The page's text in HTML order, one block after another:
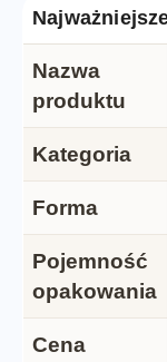
Nazwa
produktu
Kategoria
Forma
Pojemność
opakowania
Cena